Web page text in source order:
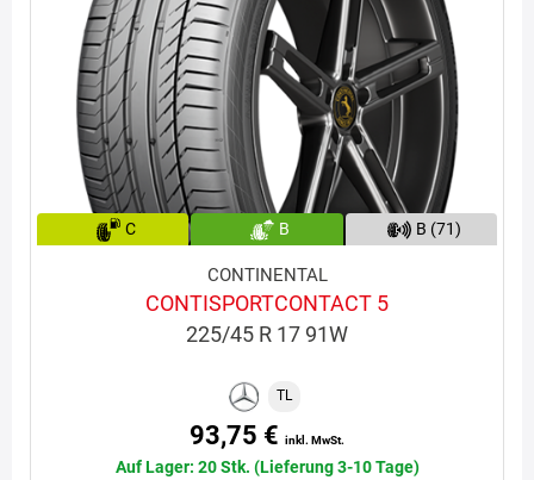
C B B (71)
CONTINENTAL
CONTISPORTCONTACT 5
225/45 R 17 91W
TL
93,75 € inkl. MwSt.
Auf Lager: 20 Stk. (Lieferung 3-10 Tage)